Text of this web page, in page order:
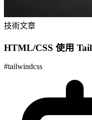
技術文章
HTML/CSS 使用
#tailwindcss